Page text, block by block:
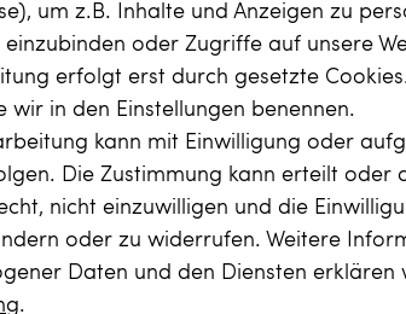
0,60 ct, Weiß
(Top Crystal, I),
„Fh“ auf
um z.B. Inhalte und Anzeigen zu
oder Zugriffe auf unsere
erfolgt erst durch gesetzte
wir in den Einstellungen benennen.
kann mit Einwilligung oder
Die Zustimmung kann erteilt oder
nicht einzuwilligen und die
oder zu widerrufen. Weitere
Daten und den Diensten erklären
.